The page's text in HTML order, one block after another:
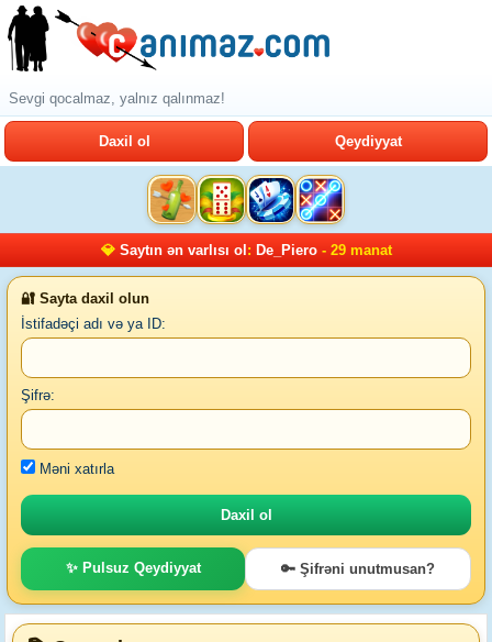
Sevgi qocalmaz, yalnız qalınmaz!
Daxil ol Qeydiyyat
💎 Saytın ən varlısı ol : De_Piero- 29 manat
🔐 Sayta daxil olun
İstifadəçi adı və ya ID:
Şifrə:
Məni xatırla
✨ Pulsuz Qeydiyyat 🔑 Şifrəni unutmusan?